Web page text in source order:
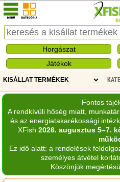
Horgászat
Játékok
Fontos
A rendkívüli hőség miatt,
és az energiatakarékossági
XFish 2026. augusztus 5–7.
Ez idő alatt: a rendelések
személyes átvétel
Köszönjük